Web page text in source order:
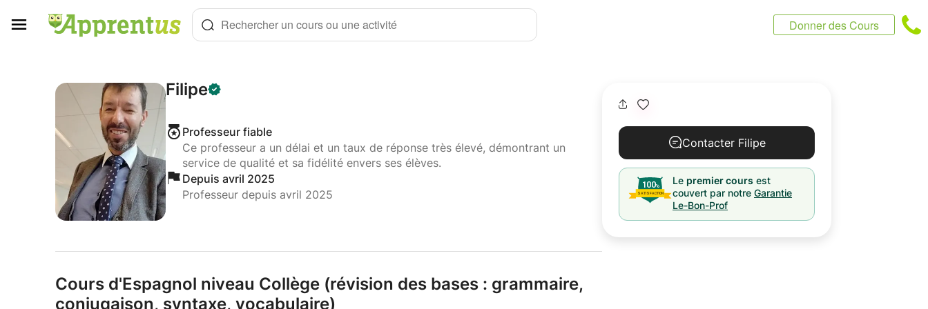
Rechercher un cours ou une activité Donner des Cours
Filipe
Professeur fiable
Ce professeur a un délai et un taux de réponse très élevé, démontrant un
service de qualité et sa fidélité envers ses élèves.
Depuis avril 2025
Professeur depuis avril 2025
Cours d'Espagnol niveau Collège (révision des bases : grammaire,
conjugaison, syntaxe, vocabulaire)
Contacter Filipe
Le premier cours est
couvert par notre Garantie
Le-Bon-Prof